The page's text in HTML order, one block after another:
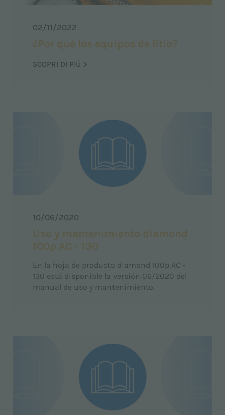
02/11/2022
¿Por qué los equipos de litio?
SCOPRI DI PIÙ
10/06/2020
Uso y mantenimiento diamond
100p AC - 130
En la hoja de producto diamond 100p AC -
130 está disponible la versión 06/2020 del
manual de uso y mantenimiento.